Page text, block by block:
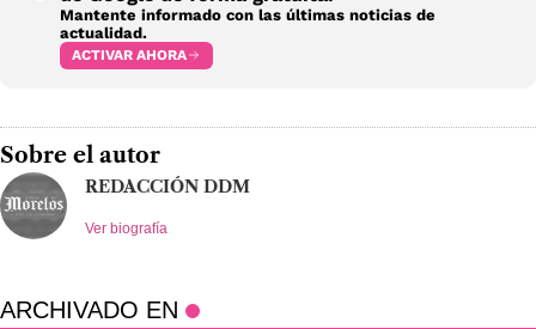
Mantente informado con las últimas noticias de
actualidad.
ACTIVAR AHORA
Sobre el autor
REDACCIÓN DDM
Ver biografía
ARCHIVADO EN